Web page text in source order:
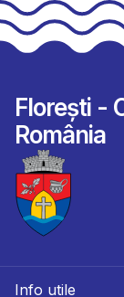
Florești -
România
Info utile